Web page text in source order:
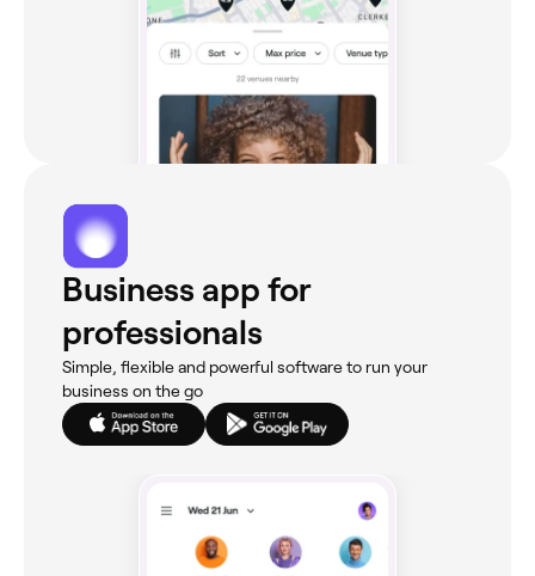
Business app for
professionals
Simple, flexible and powerful software to run your
business on the go